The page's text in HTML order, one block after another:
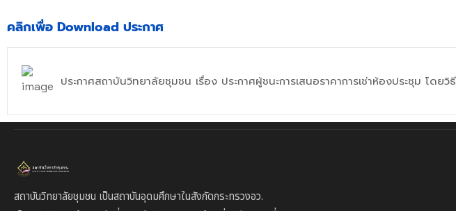
คลิกเพื่อ Download ประกาศ
ประกาศสถาบันวิทยาลัยชุมชน เรื่อง ประกาศผู้ชนะการเสนอราคาการเช่าห้องประชุม โดยวิธี
สถาบันวิทยาลัยชุมชน เป็นสถาบันอุดมศึกษาในสังกัดกระทรวงอว.